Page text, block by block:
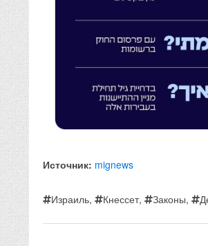
Источник: mignews
Израиль, Кнессет, Законы,